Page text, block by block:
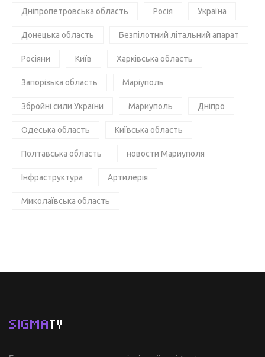
Дніпропетровська область Росія Україна
Донецька область Безпілотний літальний апарат
Росіяни Київ Харківська область
Запорізька область Маріуполь
Збройні сили України Мариуполь Дніпро
Одеська область Київська область
Полтавська область новости Мариуполя
Інфраструктура Артилерія
Миколаївська область
SIGMATV